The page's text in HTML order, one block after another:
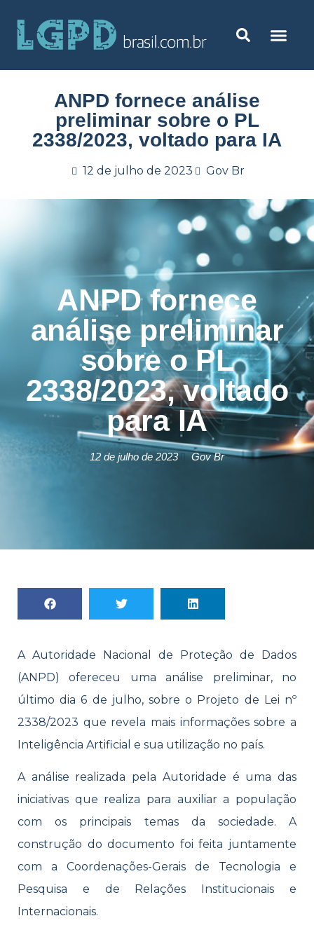
ANPD fornece análise
preliminar sobre o PL
2338/2023, voltado para IA
12 de julho de 2023 Gov Br
ANPD fornece
análise preliminar
sobre o PL
2338/2023, voltado
para IA
12 de julho de 2023 Gov Br
A Autoridade Nacional de Proteção de Dados
(ANPD) ofereceu uma análise preliminar, no
último dia 6 de julho, sobre o Projeto de Lei nº
2338/2023 que revela mais informações sobre a
Inteligência Artificial e sua utilização no país.
A análise realizada pela Autoridade é uma das
iniciativas que realiza para auxiliar a população
com os principais temas da sociedade. A
construção do documento foi feita juntamente
com a Coordenações-Gerais de Tecnologia e
Pesquisa e de Relações Institucionais e
Internacionais.